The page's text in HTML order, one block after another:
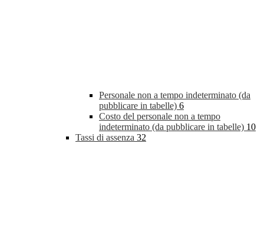
Personale non a tempo indeterminato (da
pubblicare in tabelle) 6
Costo del personale non a tempo
indeterminato (da pubblicare in tabelle) 10
Tassi di assenza 32